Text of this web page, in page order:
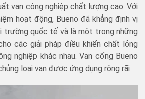
van công nghiệp chất lượng cao. Với
hoạt động, Bueno đã khẳng định vị
trường quốc tế và là một trong những
các giải pháp điều khiển chất lỏng
nghiệp khác nhau. Van cổng Bueno
loại van được ứng dụng rộng rãi